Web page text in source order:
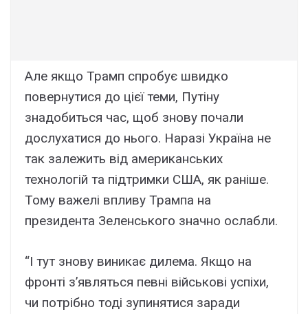
Але якщо Трамп спробує швидко
повернутися до цієї теми, Путіну
знадобиться час, щоб знову почали
дослухатися до нього. Наразі Україна не
так залежить від американських
технологій та підтримки США, як раніше.
Тому важелі впливу Трампа на
президента Зеленського значно ослабли.
“І тут знову виникає дилема. Якщо на
фронті з’являться певні військові успіхи,
чи потрібно тоді зупинятися заради